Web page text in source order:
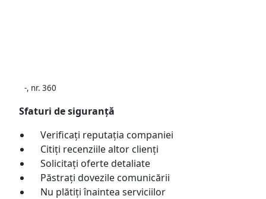
-, nr. 360
Sfaturi de siguranță
Verificați reputația companiei
Citiți recenziile altor clienți
Solicitați oferte detaliate
Păstrați dovezile comunicării
Nu plătiți înaintea serviciilor